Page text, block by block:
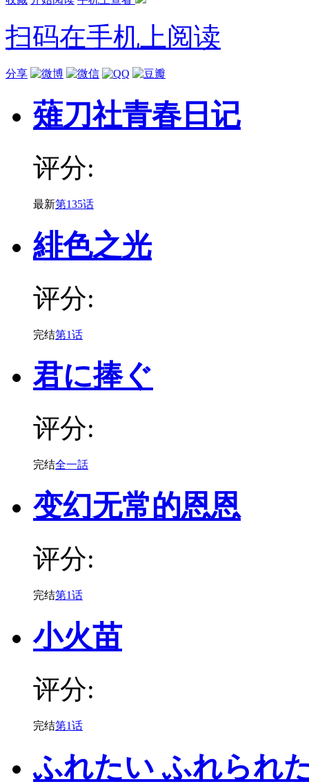
扫码在手机上阅读
分享
薙刀社青春日记
评分:
最新第135话
緋色之光
评分:
完结第1话
君に捧ぐ
评分:
完结全一話
变幻无常的恩恩
评分:
完结第1话
小火苗
评分:
完结第1话
ふれたい ふれられ